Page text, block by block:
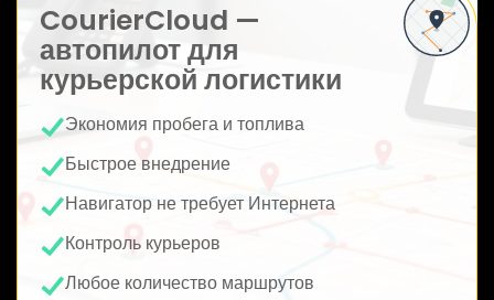
CourierCloud —
автопилот для
курьерской логистики
Экономия пробега и топлива
Быстрое внедрение
Навигатор не требует Интернета
Контроль курьеров
Любое количество маршрутов